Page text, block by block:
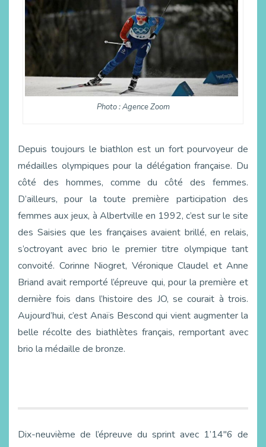
Photo : Agence Zoom
Depuis toujours le biathlon est un fort pourvoyeur de
médailles olympiques pour la délégation française. Du
côté des hommes, comme du côté des femmes.
D’ailleurs, pour la toute première participation des
femmes aux jeux, à Albertville en 1992, c’est sur le site
des Saisies que les françaises avaient brillé, en relais,
s’octroyant avec brio le premier titre olympique tant
convoité. Corinne Niogret, Véronique Claudel et Anne
Briand avait remporté l’épreuve qui, pour la première et
dernière fois dans l’histoire des JO, se courait à trois.
Aujourd’hui, c’est Anaïs Bescond qui vient augmenter la
belle récolte des biathlètes français, remportant avec
brio la médaille de bronze.
Dix-neuvième de l’épreuve du sprint avec 1’14″6 de